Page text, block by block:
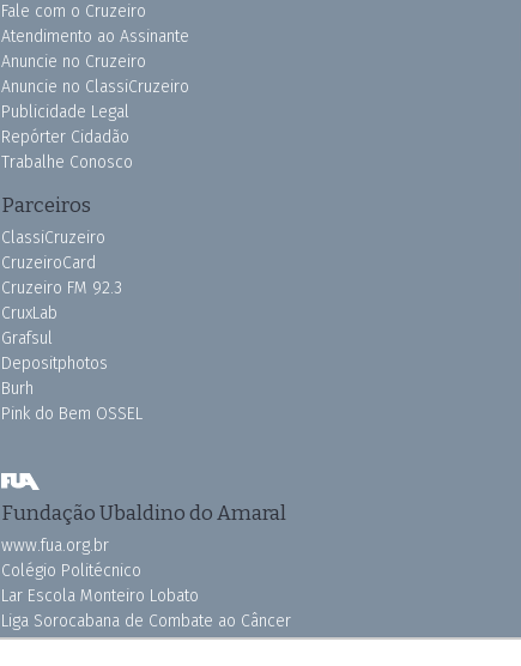
Fale com o Cruzeiro
Atendimento ao Assinante
Anuncie no Cruzeiro
Anuncie no ClassiCruzeiro
Publicidade Legal
Repórter Cidadão
Trabalhe Conosco
Parceiros
ClassiCruzeiro
CruzeiroCard
Cruzeiro FM 92.3
CruxLab
Grafsul
Depositphotos
Burh
Pink do Bem OSSEL
Fundação Ubaldino do Amaral
www.fua.org.br
Colégio Politécnico
Lar Escola Monteiro Lobato
Liga Sorocabana de Combate ao Câncer
Vila dos Velhinhos